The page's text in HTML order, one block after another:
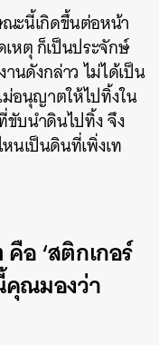
ะนี้เกิดขึ้นต่อหน้า
หตุ ก็เป็นประจักษ์
นดังกล่าว ไม่ได้เป็น
ม่อนุญาตให้ไปทิ้งใน
ขับนำดินไปทิ้ง จึง
นเป็นดินที่เพิ่งเท
อ ‘สติกเกอร์
คุณมองว่า